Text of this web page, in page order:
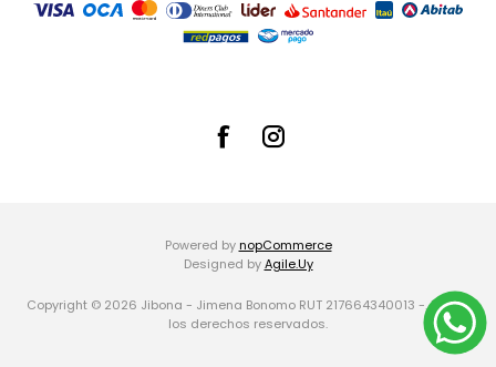
Powered by nopCommerce
Designed byAgile.Uy
Copyright © 2026 Jibona - Jimena Bonomo RUT 217664340013 -. Todos
los derechos reservados.